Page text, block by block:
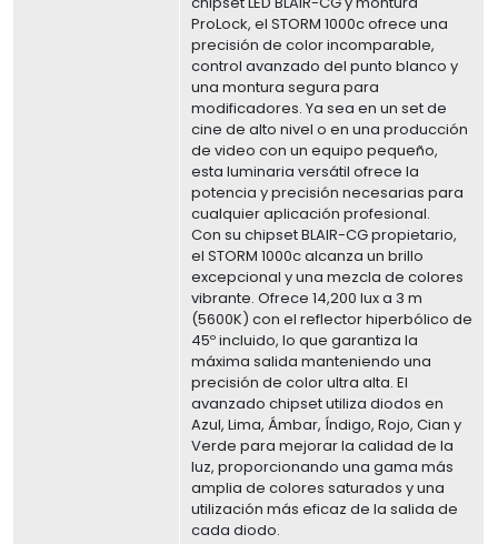
ProLock, el STORM 1000c ofrece una
precisión de color incomparable,
control avanzado del punto blanco y
una montura segura para
modificadores. Ya sea en un set de
cine de alto nivel o en una producción
de video con un equipo pequeño,
esta luminaria versátil ofrece la
potencia y precisión necesarias para
cualquier aplicación profesional.
Con su chipset BLAIR-CG propietario,
el STORM 1000c alcanza un brillo
excepcional y una mezcla de colores
vibrante. Ofrece 14,200 lux a 3 m
(5600K) con el reflector hiperbólico de
45º incluido, lo que garantiza la
máxima salida manteniendo una
precisión de color ultra alta. El
avanzado chipset utiliza diodos en
Azul, Lima, Ámbar, Índigo, Rojo, Cian y
Verde para mejorar la calidad de la
luz, proporcionando una gama más
amplia de colores saturados y una
utilización más eficaz de la salida de
cada diodo.